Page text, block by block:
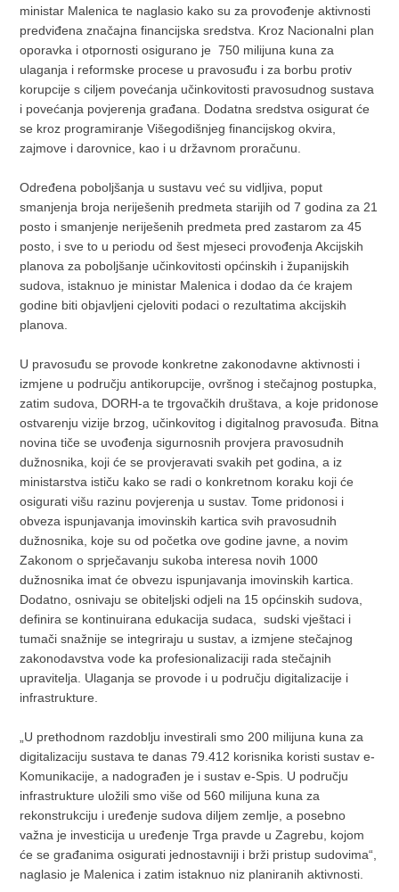
ministar Malenica te naglasio kako su za provođenje aktivnosti
predviđena značajna financijska sredstva. Kroz Nacionalni plan
oporavka i otpornosti osigurano je 750 milijuna kuna za
ulaganja i reformske procese u pravosuđu i za borbu protiv
korupcije s ciljem povećanja učinkovitosti pravosudnog sustava
i povećanja povjerenja građana. Dodatna sredstva osigurat će
se kroz programiranje Višegodišnjeg financijskog okvira,
zajmove i darovnice, kao i u državnom proračunu.
Određena poboljšanja u sustavu već su vidljiva, poput
smanjenja broja neriješenih predmeta starijih od 7 godina za 21
posto i smanjenje neriješenih predmeta pred zastarom za 45
posto, i sve to u periodu od šest mjeseci provođenja Akcijskih
planova za poboljšanje učinkovitosti općinskih i županijskih
sudova, istaknuo je ministar Malenica i dodao da će krajem
godine biti objavljeni cjeloviti podaci o rezultatima akcijskih
planova.
U pravosuđu se provode konkretne zakonodavne aktivnosti i
izmjene u području antikorupcije, ovršnog i stečajnog postupka,
zatim sudova, DORH-a te trgovačkih društava, a koje pridonose
ostvarenju vizije brzog, učinkovitog i digitalnog pravosuđa. Bitna
novina tiče se uvođenja sigurnosnih provjera pravosudnih
dužnosnika, koji će se provjeravati svakih pet godina, a iz
ministarstva ističu kako se radi o konkretnom koraku koji će
osigurati višu razinu povjerenja u sustav. Tome pridonosi i
obveza ispunjavanja imovinskih kartica svih pravosudnih
dužnosnika, koje su od početka ove godine javne, a novim
Zakonom o sprječavanju sukoba interesa novih 1000
dužnosnika imat će obvezu ispunjavanja imovinskih kartica.
Dodatno, osnivaju se obiteljski odjeli na 15 općinskih sudova,
definira se kontinuirana edukacija sudaca, sudski vještaci i
tumači snažnije se integriraju u sustav, a izmjene stečajnog
zakonodavstva vode ka profesionalizaciji rada stečajnih
upravitelja. Ulaganja se provode i u području digitalizacije i
infrastrukture.
„U prethodnom razdoblju investirali smo 200 milijuna kuna za
digitalizaciju sustava te danas 79.412 korisnika koristi sustav e-
Komunikacije, a nadograđen je i sustav e-Spis. U području
infrastrukture uložili smo više od 560 milijuna kuna za
rekonstrukciju i uređenje sudova diljem zemlje, a posebno
važna je investicija u uređenje Trga pravde u Zagrebu, kojom
će se građanima osigurati jednostavniji i brži pristup sudovima“,
naglasio je Malenica i zatim istaknuo niz planiranih aktivnosti.